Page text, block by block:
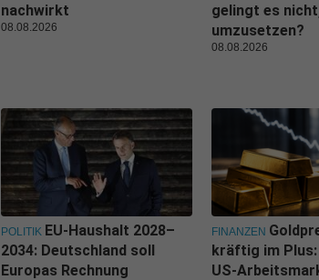
nachwirkt
08.08.2026
gelingt es
umzusetzen?
08.08.2026
POLITIK EU-Haushalt 2028–
2034: Deutschland soll
Europas Rechnung
FINANZEN
kräftig im Plus:
US-